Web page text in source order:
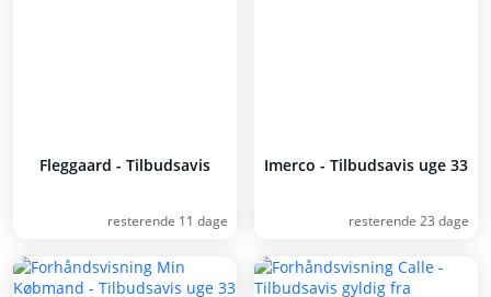
Fleggaard - Tilbudsavis
resterende 11 dage
Imerco - Tilbudsavis uge 33
resterende 23 dage